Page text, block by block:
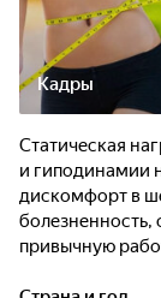
Кадры
Статическая
и гиподинамии
дискомфорт в
болезненность,
привычную